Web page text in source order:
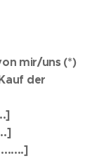
mir/uns (*)
der